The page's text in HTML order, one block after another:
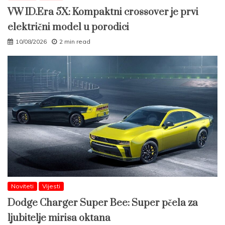
VW ID.Era 5X: Kompaktni crossover je prvi
električni model u porodici
10/08/2026 2 min read
Noviteti Vijesti
Dodge Charger Super Bee: Super pčela za
ljubitelje mirisa oktana